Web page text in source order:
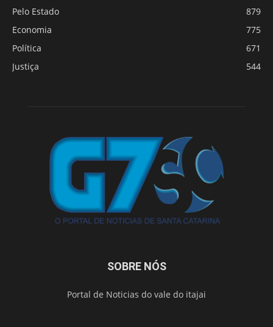
Pelo Estado
879
Economia
775
Política
671
Justiça
544
SOBRE NÓS
Portal de Noticias do vale do itajai